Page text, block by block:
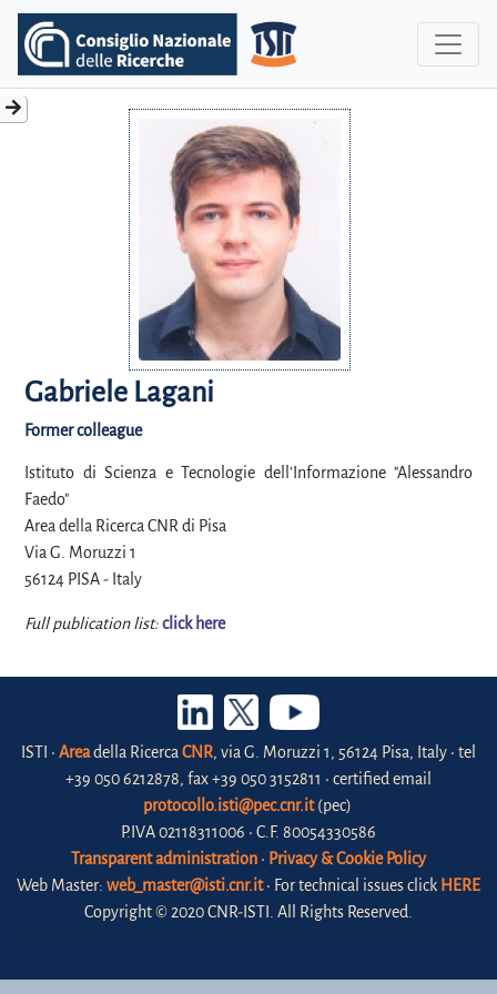
Gabriele Lagani
Former colleague
Istituto di Scienza e Tecnologie dell'Informazione "Alessandro
Faedo"
Area della Ricerca CNR di Pisa
Via G. Moruzzi 1
56124 PISA - Italy
Full publication list:click here
ISTI • Areadella RicercaCNR, via G. Moruzzi 1, 56124 Pisa, Italy • tel
+39 050 6212878, fax +39 050 3152811 • certified email
protocollo.isti@pec.cnr.it(pec)
P.IVA 02118311006 • C.F. 80054330586
Transparent administration • Privacy & Cookie Policy
Web Master: web_master@isti.cnr.it• For technical issues click HERE
Copyright © 2020 CNR-ISTI. All Rights Reserved.